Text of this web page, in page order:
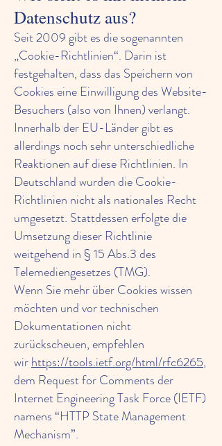
Datenschutz aus?
Seit 2009 gibt es die sogenannten
„Cookie-Richtlinien“. Darin ist
festgehalten, dass das Speichern von
Cookies eine Einwilligung des Website-
Besuchers (also von Ihnen) verlangt.
Innerhalb der EU-Länder gibt es
allerdings noch sehr unterschiedliche
Reaktionen auf diese Richtlinien. In
Deutschland wurden die Cookie-
Richtlinien nicht als nationales Recht
umgesetzt. Stattdessen erfolgte die
Umsetzung dieser Richtlinie
weitgehend in § 15 Abs.3 des
Telemediengesetzes (TMG).
Wenn Sie mehr über Cookies wissen
möchten und vor technischen
Dokumentationen nicht
zurückscheuen, empfehlen
wirhttps://tools.ietf.org/html/rfc6265,
dem Request for Comments der
Internet Engineering Task Force (IETF)
namens “HTTP State Management
Mechanism”.